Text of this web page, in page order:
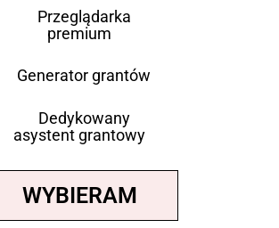
Przeglądarka
premium
Generator grantów
Dedykowany
asystent grantowy
WYBIERAM